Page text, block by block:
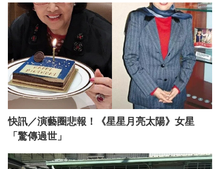
快訊／演藝圈悲報！《星星月亮太陽》女星
「驚傳過世」